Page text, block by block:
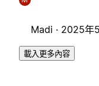
Madi · 2025年
載入更多內容